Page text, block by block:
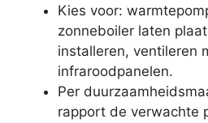
Kies voor:
zonneboiler laten
installeren, ventileren
infraroodpanelen.
Per
rapport de verwachte